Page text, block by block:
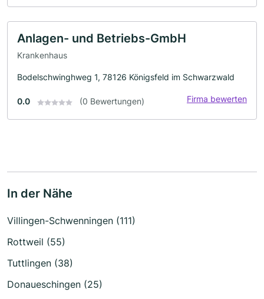
Anlagen- und Betriebs-GmbH
Krankenhaus
Bodelschwinghweg 1, 78126 Königsfeld im Schwarzwald
0.0 (0 Bewertungen) Firma bewerten
In der Nähe
Villingen-Schwenningen (111)
Rottweil (55)
Tuttlingen (38)
Donaueschingen (25)